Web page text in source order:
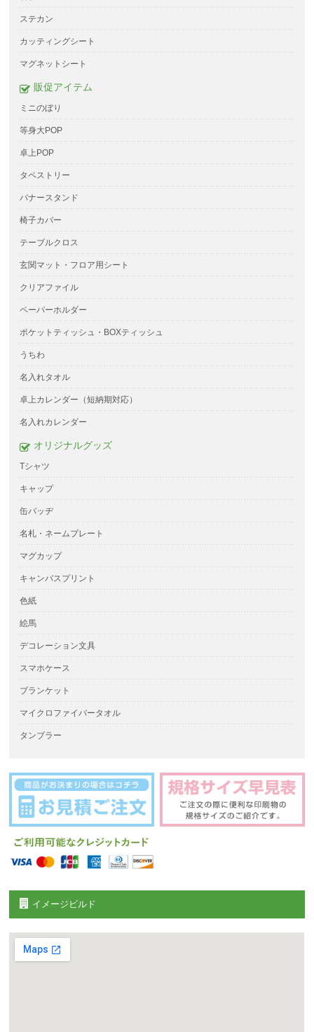
ステカン
カッティングシート
マグネットシート
販促アイテム
ミニのぼり
等身大POP
卓上POP
タペストリー
バナースタンド
椅子カバー
テーブルクロス
玄関マット・フロア用シート
クリアファイル
ペーパーホルダー
ポケットティッシュ・BOXティッシュ
うちわ
名入れタオル
卓上カレンダー（短納期対応）
名入れカレンダー
オリジナルグッズ
Tシャツ
キャップ
缶バッヂ
名札・ネームプレート
マグカップ
キャンバスプリント
色紙
絵馬
デコレーション文具
スマホケース
ブランケット
マイクロファイバータオル
タンブラー
イメージビルド